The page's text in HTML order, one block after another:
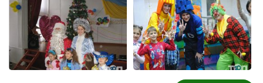
Стоматології
Ветеринарні
клініки